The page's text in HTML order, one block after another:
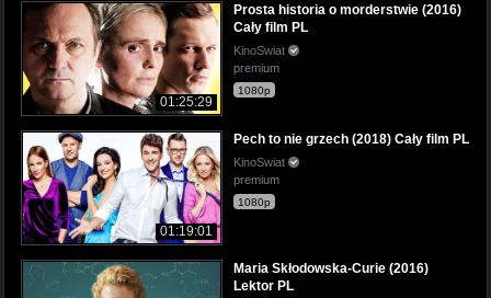
01:25:29
Prosta historia o morderstwie (2016)
Cały film PL
KinoSwiat
premium
1080p
01:19:01
Pech to nie grzech (2018) Cały film PL
KinoSwiat
premium
1080p
Maria Skłodowska-Curie (2016)
Lektor PL